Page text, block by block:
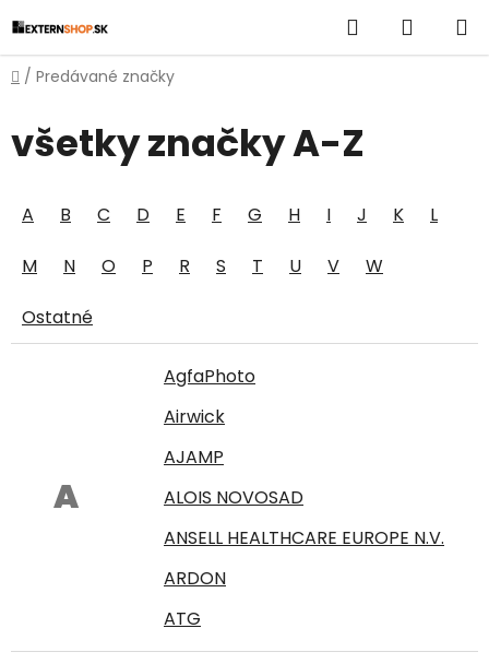
na
obsah
Hľadať
KOŠÍK
Domov
/ Predávané značky
všetky značky A-Z
A B C D E F G H I J K L
M N O P R S T U V W
Ostatné
A
AgfaPhoto
Airwick
AJAMP
ALOIS NOVOSAD
ANSELL HEALTHCARE EUROPE N.V.
ARDON
ATG